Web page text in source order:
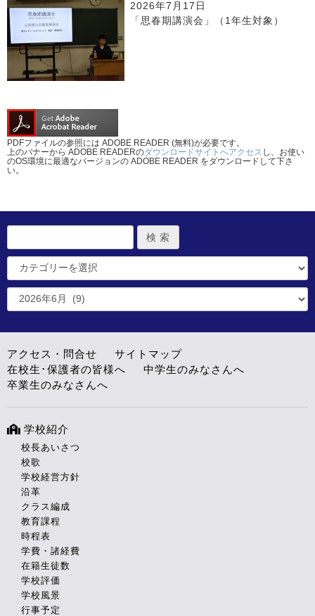
2026年7月17日
「思春期講演会」（1年生対象）
PDFファイルの参照には ADOBE READER (無料)が必要です。
上のバナーから ADOBE READERのダウンロードサイトへアクセス し、お使い
のOS環境に最適なバージョンの ADOBE READER をダウンロードして下さ
い。
アクセス・問合せ
サイトマップ
在校生･保護者の皆様へ
中学生のみなさんへ
卒業生のみなさんへ
学校紹介
校長あいさつ
校歌
学校経営方針
沿革
クラス編成
教育課程
時程表
学費・諸経費
在籍生徒数
学校評価
学校風景
行事予定